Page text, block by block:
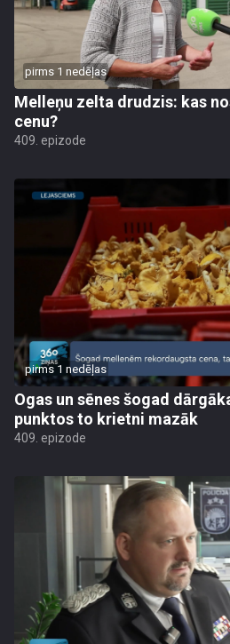
pirms 1 nedēļas
Melleņu zelta drudzis: kas
cenu?
409. epizode
pirms 1 nedēļas
Ogas un sēnes šogad
punktos to krietni mazāk
409. epizode